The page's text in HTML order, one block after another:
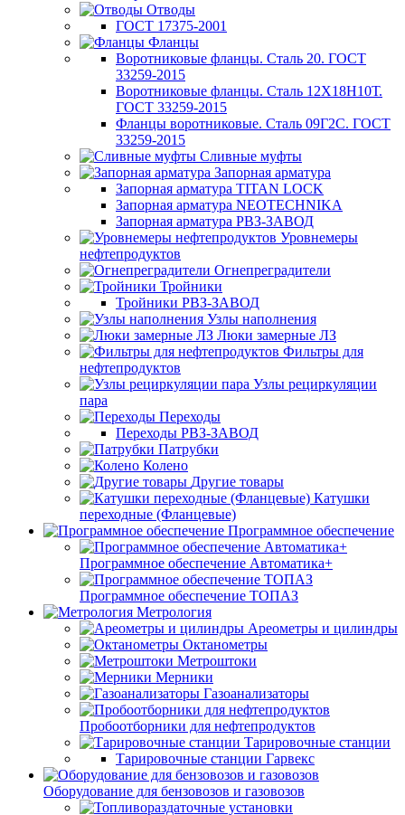
Отводы
ГОСТ 17375-2001
Фланцы
Воротниковые фланцы. Сталь 20. ГОСТ
33259-2015
Воротниковые фланцы. Сталь 12Х18Н10Т.
ГОСТ 33259-2015
Фланцы воротниковые. Сталь 09Г2С. ГОСТ
33259-2015
Сливные муфты
Запорная арматура
Запорная арматура TITAN LOCK
Запорная арматура NEOTECHNIKA
Запорная арматура РВЗ-ЗАВОД
Уровнемеры
нефтепродуктов
Огнепреградители
Тройники
Тройники РВЗ-ЗАВОД
Узлы наполнения
Люки замерные ЛЗ
Фильтры для
нефтепродуктов
Узлы рециркуляции
пара
Переходы
Переходы РВЗ-ЗАВОД
Патрубки
Колено
Другие товары
Катушки
переходные (Фланцевые)
Программное обеспечение
Программное обеспечение Автоматика+
Программное обеспечение ТОПАЗ
Метрология
Ареометры и цилиндры
Октанометры
Метроштоки
Мерники
Газоанализаторы
Пробоотборники для нефтепродуктов
Тарировочные станции
Тарировочные станции Гарвекс
Оборудование для бензовозов и газовозов